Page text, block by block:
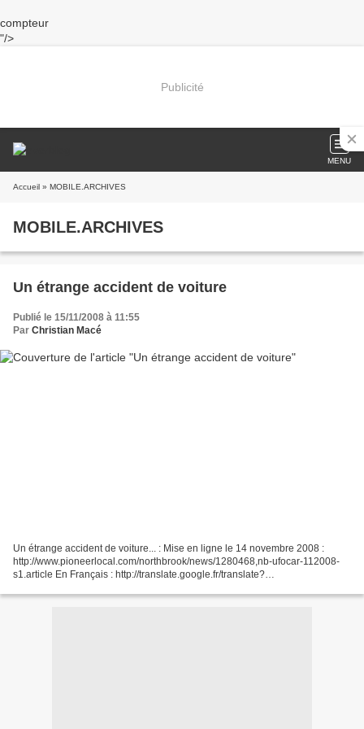
compteur
"/>
Publicité
MENU
Accueil » MOBILE.ARCHIVES
MOBILE.ARCHIVES
Un étrange accident de voiture
Publié le 15/11/2008 à 11:55
Par Christian Macé
Un étrange accident de voiture... : Mise en ligne le 14 novembre 2008 :
http://www.pioneerlocal.com/northbrook/news/1280468,nb-ufocar-112008-
s1.article En Français : http://translate.google.fr/translate?
80468%2Cnb-ufocar-112008-s1.article&sl=en&tl=fr&hl=fr&ie=UTF-8...